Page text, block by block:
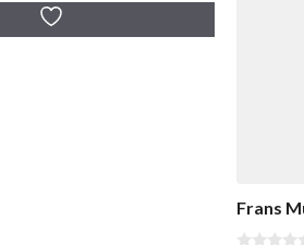
Frans